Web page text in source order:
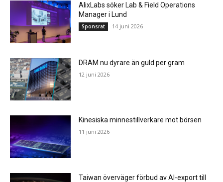
AlixLabs söker Lab & Field Operations
Manager i Lund
Sponsrat 14 juni 2026
DRAM nu dyrare än guld per gram
12 juni 2026
Kinesiska minnestillverkare mot börsen
11 juni 2026
Taiwan överväger förbud av AI-export till